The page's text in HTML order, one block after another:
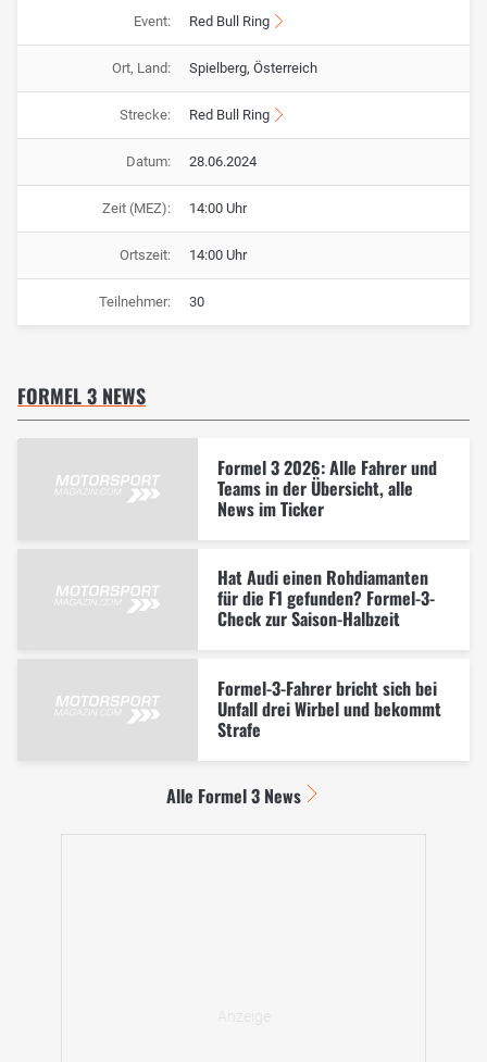
Event: Red Bull Ring
Ort, Land: Spielberg, Österreich
Strecke: Red Bull Ring
Datum: 28.06.2024
Zeit (MEZ): 14:00 Uhr
Ortszeit: 14:00 Uhr
Teilnehmer: 30
FORMEL 3 NEWS
Formel 3 2026: Alle Fahrer und
Teams in der Übersicht, alle
News im Ticker
Hat Audi einen Rohdiamanten
für die F1 gefunden? Formel-3-
Check zur Saison-Halbzeit
Formel-3-Fahrer bricht sich bei
Unfall drei Wirbel und bekommt
Strafe
Alle Formel 3 News